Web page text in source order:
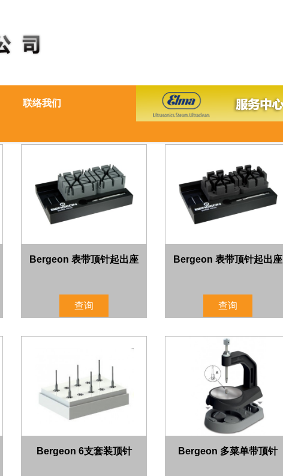
联络我们
Bergeon 表带顶针起出座
查询
Bergeon 表带顶针起出座
查询
Bergeon 6支套装顶针 Bergeon 多菜单带顶针